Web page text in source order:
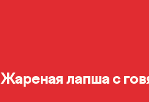
Жареная лапша с